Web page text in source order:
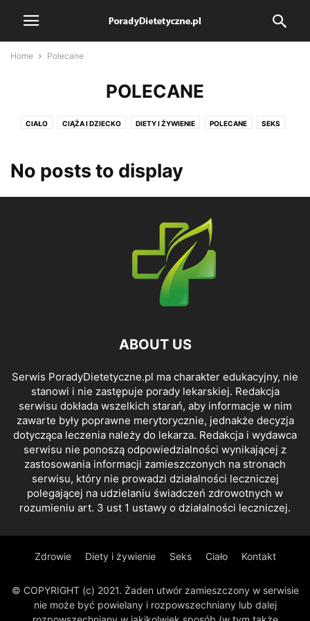
Home Polecane
POLECANE
CIAŁO CIĄŻA I DZIECKO DIETY I ŻYWIENIE POLECANE SEKS
No posts to display
ABOUT US
Serwis PoradyDietetyczne.pl ma charakter edukacyjny, nie
stanowi i nie zastępuje porady lekarskiej. Redakcja
serwisu dokłada wszelkich starań, aby informacje w nim
zawarte były poprawne merytorycznie, jednakże decyzja
dotycząca leczenia należy do lekarza. Redakcja i wydawca
serwisu nie ponoszą odpowiedzialności wynikającej z
zastosowania informacji zamieszczonych na stronach
serwisu, który nie prowadzi działalności leczniczej
polegającej na udzielaniu świadczeń zdrowotnych w
rozumieniu art. 3 ust 1 ustawy o działalności leczniczej.
Zdrowie Diety i żywienie Seks Ciało Kontakt
© COPYRIGHT (c) 2021. Żaden utwór zamieszczony w serwisie
nie może być powielany i rozpowszechniany lub dalej